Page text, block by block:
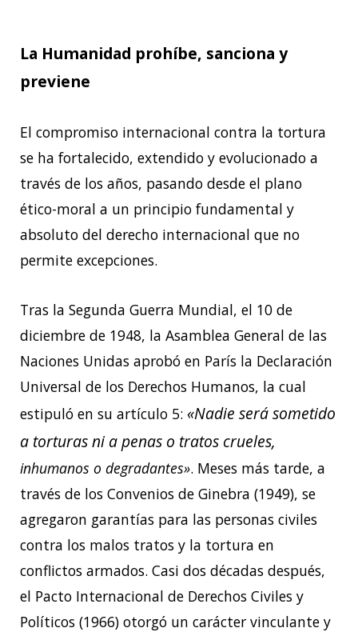
La Humanidad prohíbe, sanciona y
previene
El compromiso internacional contra la tortura
se ha fortalecido, extendido y evolucionado a
través de los años, pasando desde el plano
ético-moral a un principio fundamental y
absoluto del derecho internacional que no
permite excepciones.
Tras la Segunda Guerra Mundial, el 10 de
diciembre de 1948, la Asamblea General de las
Naciones Unidas aprobó en París la Declaración
Universal de los Derechos Humanos, la cual
estipuló en su artículo 5: «Nadie será sometido
a torturas ni a penas o tratos crueles,
inhumanos o degradantes». Meses más tarde, a
través de los Convenios de Ginebra (1949), se
agregaron garantías para las personas civiles
contra los malos tratos y la tortura en
conflictos armados. Casi dos décadas después,
el Pacto Internacional de Derechos Civiles y
Políticos (1966) otorgó un carácter vinculante y